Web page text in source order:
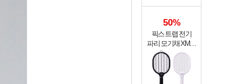
50%
픽스 트랩 전기
파리 모기채 XMR-
301